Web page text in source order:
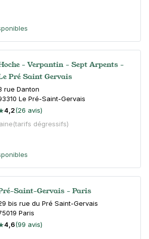
- Verpantin - Sept Arpents -
Pré Saint Gervais
rue Danton
Le Pré-Saint-Gervais
4,2(26 avis)
(tarifs dégressifs)
Saint-Gervais - Paris
bis rue du Pré Saint-Gervais
Paris
4,6(99 avis)